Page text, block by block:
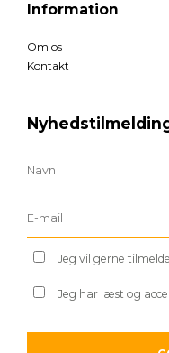
Information
Om os
Kontakt
Jeg vil gerne
Jeg har læst og